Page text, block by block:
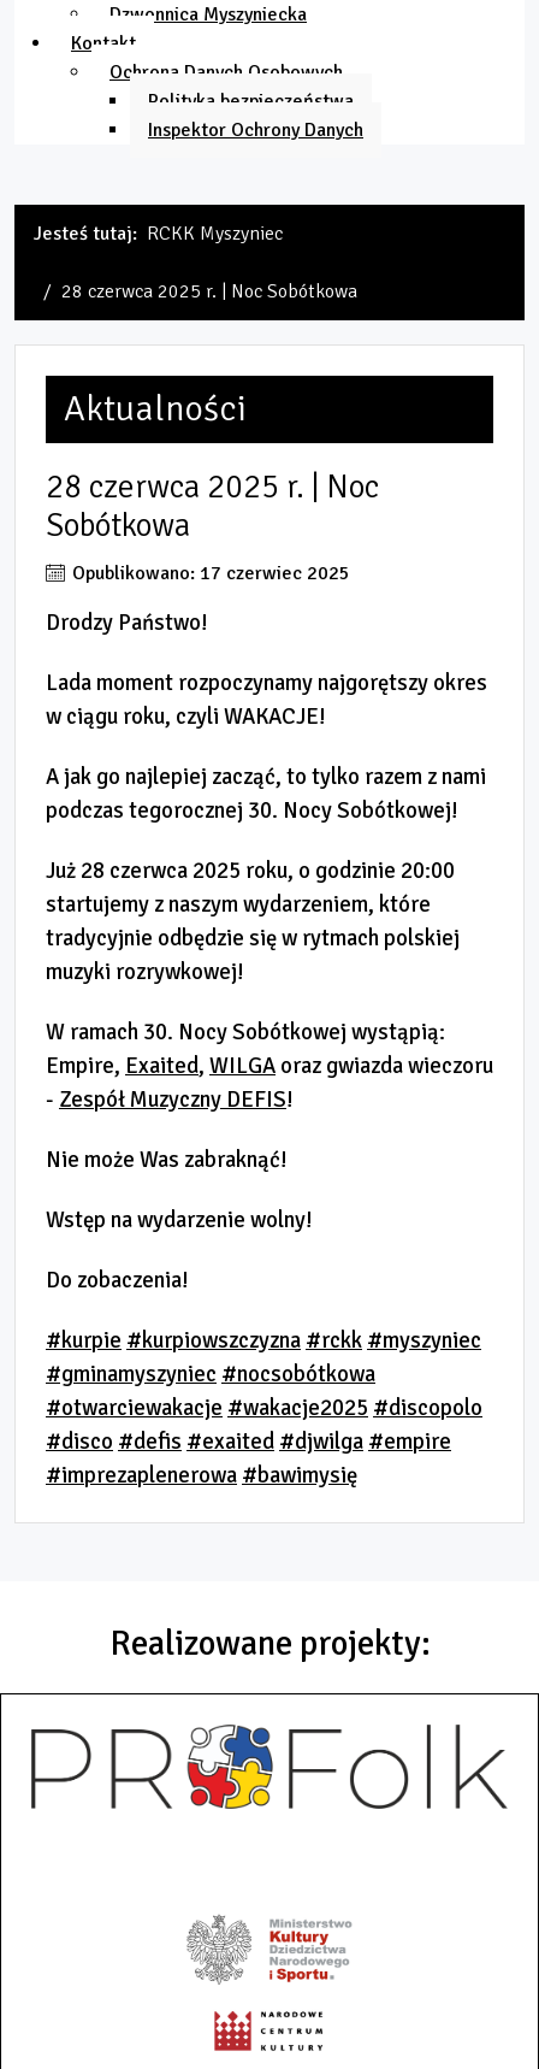
Dzwonnica Myszyniecka
Kontakt
Ochrona Danych Osobowych
Polityka bezpieczeństwa
Inspektor Ochrony Danych
Jesteś tutaj: RCKK Myszyniec
28 czerwca 2025 r. | Noc Sobótkowa
Aktualności
28 czerwca 2025 r. | Noc
Sobótkowa
Opublikowano: 17 czerwiec 2025
Drodzy Państwo!
Lada moment rozpoczynamy najgorętszy okres
w ciągu roku, czyli WAKACJE!
A jak go najlepiej zacząć, to tylko razem z nami
podczas tegorocznej 30. Nocy Sobótkowej!
Już 28 czerwca 2025 roku, o godzinie 20:00
startujemy z naszym wydarzeniem, które
tradycyjnie odbędzie się w rytmach polskiej
muzyki rozrywkowej!
W ramach 30. Nocy Sobótkowej wystąpią:
Empire, Exaited, WILGA oraz gwiazda wieczoru
- Zespół Muzyczny DEFIS!
Nie może Was zabraknąć!
Wstęp na wydarzenie wolny!
Do zobaczenia!
#kurpie #kurpiowszczyzna #rckk #myszyniec
#gminamyszyniec #nocsobótkowa
#otwarciewakacje #wakacje2025 #discopolo
#disco #defis #exaited #djwilga #empire
#imprezaplenerowa #bawimysię
Realizowane projekty: